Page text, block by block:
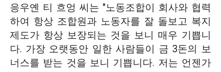
응우옌 티 흐엉 씨는 "노동조합이 회사와 협력
하여 항상 조합원과 노동자를 잘 돌보고 복지
제도가 항상 보장되는 것을 보니 매우 기쁩니
다. 가장 오랫동안 일한 사람들이 금 3돈의 보
너스를 받는 것을 보니 기쁩니다. 저는 언젠가